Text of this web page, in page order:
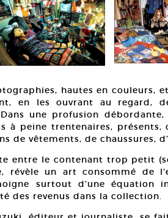
hautes en couleurs,
en les ouvrant au regard,
une profusion débordante,
à peine trentenaires,
de vêtements, de chaussures,
entre le contenant trop petit
révèle un art consommé de
surtout d’une équation
des revenus dans la collection.